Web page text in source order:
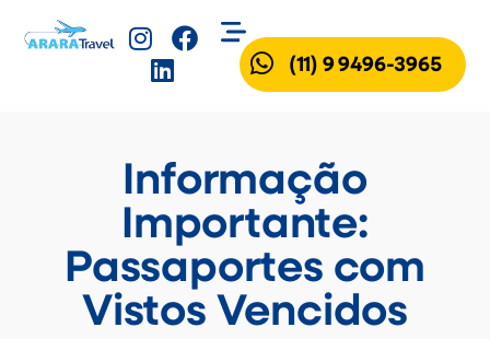
(11) 9 9496-3965
Informação
Importante:
Passaportes com
Vistos Vencidos